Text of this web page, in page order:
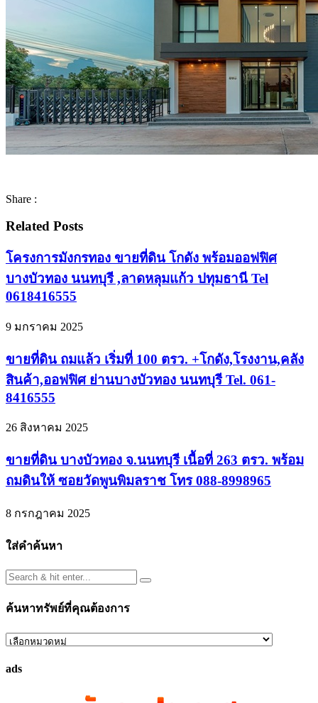
Share :
Related Posts
โครงการมังกรทอง ขายที่ดิน โกดัง พร้อมออฟฟิศ
บางบัวทอง นนทบุรี ,ลาดหลุมแก้ว ปทุมธานี Tel
0618416555
9 มกราคม 2025
ขายที่ดิน ถมแล้ว เริ่มที่ 100 ตรว. +โกดัง,โรงงาน,คลัง
สินค้า,ออฟฟิศ ย่านบางบัวทอง นนทบุรี Tel. 061-
8416555
26 สิงหาคม 2025
ขายที่ดิน บางบัวทอง จ.นนทบุรี เนื้อที่ 263 ตรว. พร้อม
ถมดินให้ ซอยวัดพูนพิมลราช โทร 088-8998965
8 กรกฎาคม 2025
ใส่คำค้นหา
ค้นหาทรัพย์ที่คุณต้องการ
ค้นหา
ที่
ads